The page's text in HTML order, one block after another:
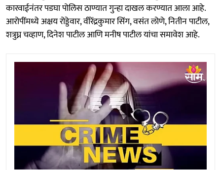
कारवाईनंतर पडघा पोलिस ठाण्यात गुन्हा दाखल करण्यात आला आहे.
आरोपींमध्ये अक्षय रोड्डेवार, वीरेंद्रकुमार सिंग, वसंत लोणे, नितीन पाटील,
शत्रुघ्न चव्हाण, दिनेश पाटील आणि मनीष पाटील यांचा समावेश आहे.